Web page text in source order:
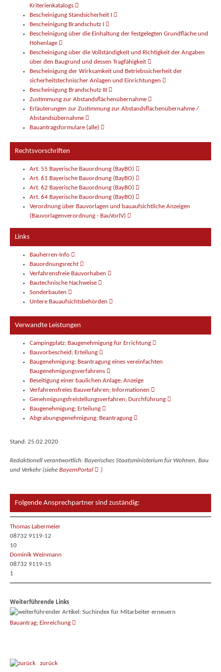
Kriterienkatalogs
Bescheinigung Standsicherheit I
Bescheinigung Brandschutz I
Bescheinigung über die Einhaltung der festgelegten Grundfläche und
Höhenlage
Bescheinigung über die Vollständigkeit und Richtigkeit der Angaben
über den Baugrund und dessen Tragfähigkeit
Bescheinigung der Wirksamkeit und Betriebssicherheit der
sicherheitstechnischer Anlagen und Einrichtungen
Bescheinigung Brandschutz III
Zustimmung zur Abstandsflächenübernahme
Erläuterungen zur Zustimmung zur Abstandsflächenübernahme /
Abstandsübernahme
Bauantragsformulare (alle)
Rechtsvorschriften
Art. 55 Bayerische Bauordnung (BayBO)
Art. 61 Bayerische Bauordnung (BayBO)
Art. 62 Bayerische Bauordnung (BayBO)
Art. 64 Bayerische Bauordnung (BayBO)
Verordnung über Bauvorlagen und bauaufsichtliche Anzeigen
(Bauvorlagenverordnung - BauVorlV)
Links
Bauherren-Info
Bauordnungsrecht
Verfahrensfreie Bauvorhaben
Bautechnische Nachweise
Sonderbauten
Untere Bauaufsichtsbehörden
Verwandte Leistungen
Campingplatz; Baugenehmigung für Errichtung
Bauvorbescheid; Erteilung
Baugenehmigung; Beantragung eines vereinfachten
Baugenehmigungsverfahrens
Beseitigung einer baulichen Anlage; Anzeige
Verfahrensfreies Bauverfahren; Informationen
Genehmigungsfreistellungsverfahren; Durchführung
Baugenehmigung; Erteilung
Abgrabungsgenehmigung; Beantragung
Stand: 25.02.2020
Redaktionell verantwortlich: Bayerisches Staatsministerium für Wohnen, Bau
und Verkehr (siehe BayernPortal )
Folgende Ansprechpartner sind zuständig:
Thomas Labermeier
08732 9119-12
10
Dominik Weinmann
08732 9119-15
1
Weiterführende Links
Bauantrag; Einreichung
zurück